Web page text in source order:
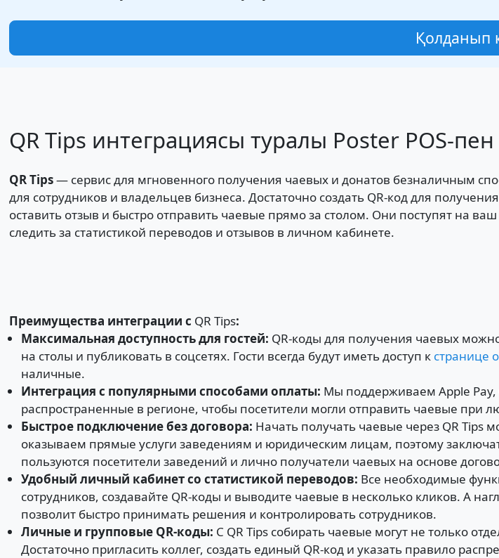
Қолданып
QR Tips интеграциясы туралы Poster POS-пен
QR Tips— сервис для мгновенного получения чаевых и донатов безналичным
для сотрудников и владельцев бизнеса. Достаточно создать QR-код для
оставить отзыв и быстро отправить чаевые прямо за столом. Они поступят на ваш
следить за статистикой переводов и отзывов в личном кабинете.
Преимущества интеграции с QR Tips:
Максимальная доступность для гостей: QR-коды для получения чаевых
на столы и публиковать в соцсетях. Гости всегда будут иметь доступ к странице
наличные.
Интеграция с популярными способами оплаты: Мы поддерживаем Apple Pay,
распространенные в регионе, чтобы посетители могли отправить чаевые при
Быстрое подключение без договора: Начать получать чаевые через QR Tips
оказываем прямые услуги заведениям и юридическим лицам, поэтому
пользуются посетители заведений и лично получатели чаевых на основе
Удобный личный кабинет со статистикой переводов : Все необходимые
сотрудников, создавайте QR-коды и выводите чаевые в несколько кликов. А
позволит быстро принимать решения и контролировать сотрудников.
Личные и групповые QR-коды: C QR Tips собирать чаевые могут не только
Достаточно пригласить коллег, создать единый QR-код и указать правило